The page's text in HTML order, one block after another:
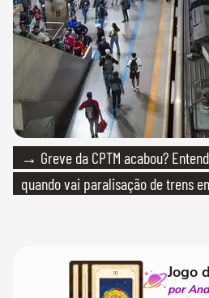
→ Greve da CPTM acabou?
quando vai paralisação de trens
Jogo
por